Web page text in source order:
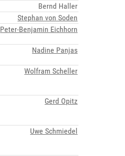
Bernd Haller
Stephan von Soden
Peter-Benjamin Eichhorn
Nadine Panjas
Wolfram Scheller
Gerd Opitz
Uwe Schmiedel